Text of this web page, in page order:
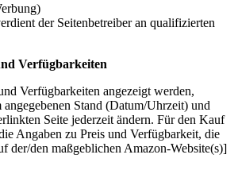
der Seitenbetreiber an qualifizierten
Verfügbarkeiten
Verfügbarkeiten angezeigt werden,
angegebenen Stand (Datum/Uhrzeit) und
Seite jederzeit ändern. Für den Kauf
Angaben zu Preis und Verfügbarkeit, die
der/den maßgeblichen Amazon-Website(s)]